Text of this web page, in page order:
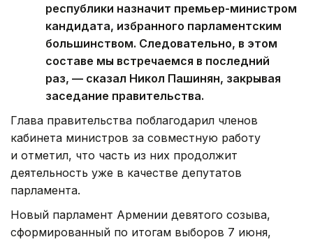
республики назначит премьер-министром
кандидата, избранного парламентским
большинством. Следовательно, в этом
составе мы встречаемся в последний
раз, — сказал Никол Пашинян, закрывая
заседание правительства.
Глава правительства поблагодарил членов
кабинета министров за совместную работу
и отметил, что часть из них продолжит
деятельность уже в качестве депутатов
парламента.
Новый парламент Армении девятого созыва,
сформированный по итогам выборов 7 июня,